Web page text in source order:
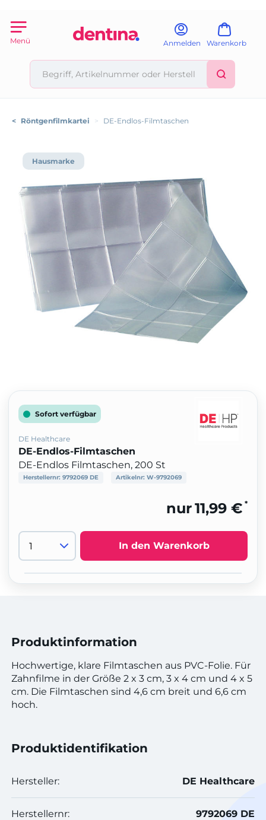
Menü Anmelden Warenkorb
< Röntgenfilmkartei > DE-Endlos-Filmtaschen
Hausmarke
Sofort verfügbar
DE Healthcare
DE-Endlos-Filmtaschen
DE-Endlos Filmtaschen, 200 St
Herstellernr: 9792069 DE Artikelnr: W-9792069
nur11,99 € *
In den Warenkorb
Produktinformation
Hochwertige, klare Filmtaschen aus PVC-Folie. Für
Zahnfilme in der Größe 2 x 3 cm, 3 x 4 cm und 4 x 5
cm. Die Filmtaschen sind 4,6 cm breit und 6,6 cm
hoch.
Produktidentifikation
Hersteller: DE Healthcare
Herstellernr: 9792069 DE